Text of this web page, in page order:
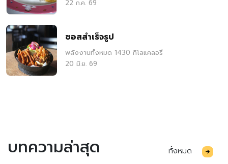
22 ก.ค. 69
ซอสสำเร็จรูป
พลังงานทั้งหมด 1430 กิโลแคลอรี่
20 มิ.ย. 69
บทความล่าสุด ทั้งหมด